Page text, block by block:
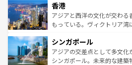
とつ。フォーやバインミー、
ひ現地で味わいたい。どの
が旅行者を迎えてくれるので
参照してほしい。
の活気が交差している。北部
帯で自然と触れ合い、南部
いビーチでリゾート気分を楽
激する。気候は一年中温暖で
が待っている。親しみやす
た文化、そして多様な観光資
香港
アジアと西洋の文化が交わ
もっている。ヴィクトリア湾
み、どこを訪れても感動する
ており、効率よく見どころ
うな絶景から文化的な体験ま
シンガポール
アジアの交差点として多文
シンガポール。未来的な建築